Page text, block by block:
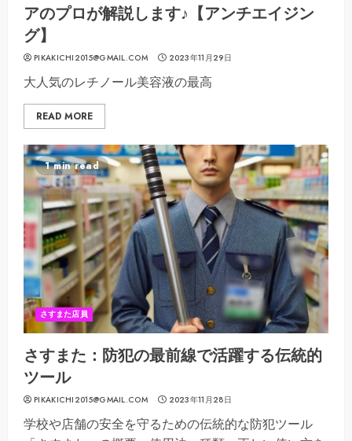
アのプロが解説します♪【アンチエイジン
グ】
PIKAKICHI2015@GMAIL.COM 2023年11月29日
大人気のレチノール美容液の最高
READ MORE
1 min read
さすまた店員
さすまた：防犯の最前線で活躍する伝統的
ツール
PIKAKICHI2015@GMAIL.COM 2023年11月28日
学校や店舗の安全を守るための伝統的な防犯ツール